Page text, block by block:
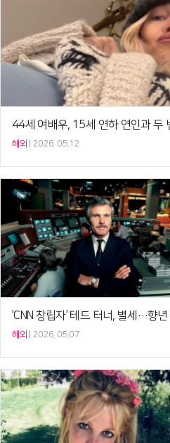
해외 2026. 05.12
해외 2026. 05.07